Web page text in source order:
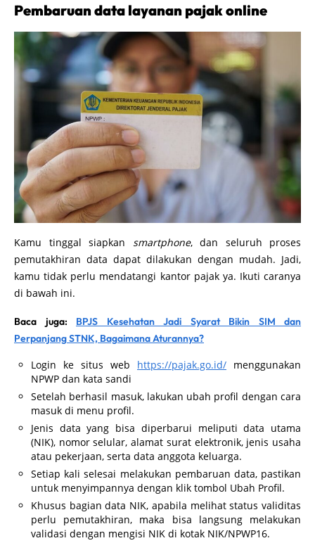
Pembaruan data layanan pajak online
Kamu tinggal siapkan smartphone, dan seluruh proses
pemutakhiran data dapat dilakukan dengan mudah. Jadi,
kamu tidak perlu mendatangi kantor pajak ya. Ikuti caranya
di bawah ini.
Baca juga: BPJS Kesehatan Jadi Syarat Bikin SIM dan
Perpanjang STNK, Bagaimana Aturannya?
Login ke situs web https://pajak.go.id/ menggunakan
NPWP dan kata sandi
Setelah berhasil masuk, lakukan ubah profil dengan cara
masuk di menu profil.
Jenis data yang bisa diperbarui meliputi data utama
(NIK), nomor selular, alamat surat elektronik, jenis usaha
atau pekerjaan, serta data anggota keluarga.
Setiap kali selesai melakukan pembaruan data, pastikan
untuk menyimpannya dengan klik tombol Ubah Profil.
Khusus bagian data NIK, apabila melihat status validitas
perlu pemutakhiran, maka bisa langsung melakukan
validasi dengan mengisi NIK di kotak NIK/NPWP16.